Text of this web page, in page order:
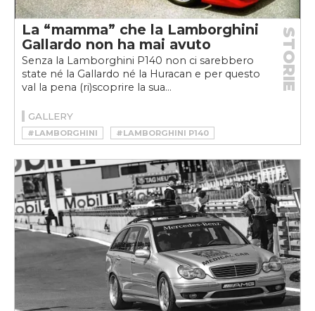
La “mamma” che la Lamborghini
Gallardo non ha mai avuto
Senza la Lamborghini P140 non ci sarebbero
state né la Gallardo né la Huracan e per questo
val la pena (ri)scoprire la sua...
STORIE
GALLERY
#LAMBORGHINI #LAMBORGHINI P140